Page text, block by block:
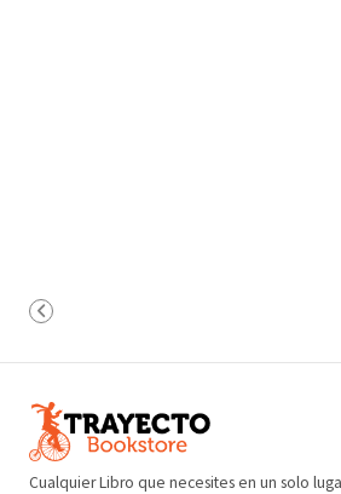
Cualquier Libro que necesites en un solo